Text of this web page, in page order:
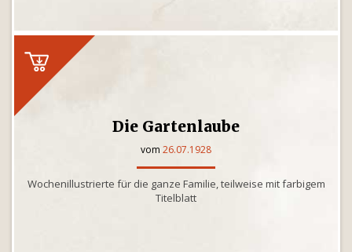
Die Gartenlaube
vom 26.07.1928
Wochenillustrierte für die ganze Familie, teilweise mit farbigem
Titelblatt